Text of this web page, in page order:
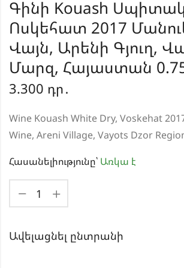
Գինի Kouash
Ոսկեհատ 2017
Վայն, Արենի Գյուղ,
Մարզ, Հայաստան
3.300 դր․
Wine Kouash White Dry, Voskehat
Wine, Areni Village, Vayots Dzor
Հասանելիությունը՝ Առկա է
Ավելացնել ընտրանի